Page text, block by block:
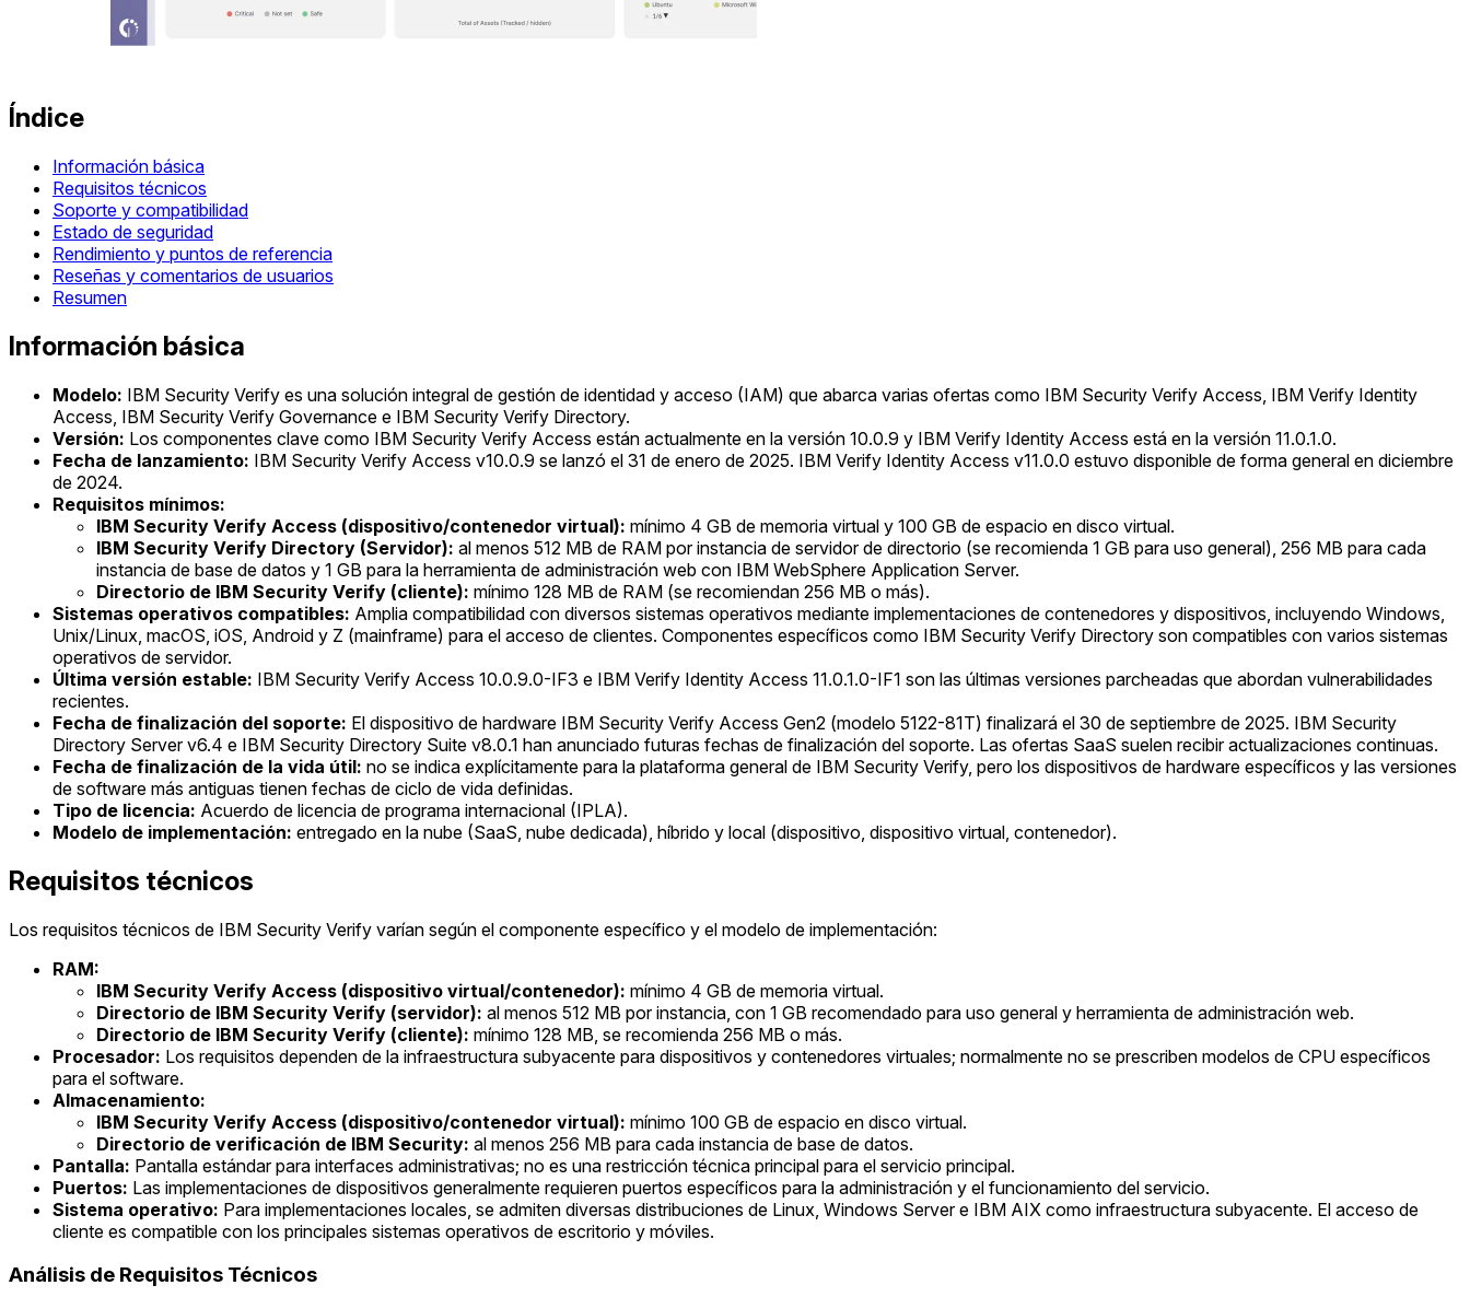
Índice
Información básica
Requisitos técnicos
Soporte y compatibilidad
Estado de seguridad
Rendimiento y puntos de referencia
Reseñas y comentarios de usuarios
Resumen
Información básica
Modelo: IBM Security Verify es una solución integral de gestión de identidad y acceso (IAM) que abarca varias ofertas como IBM Security Verify Access, IBM Verify Identity
Access, IBM Security Verify Governance e IBM Security Verify Directory.
Versión: Los componentes clave como IBM Security Verify Access están actualmente en la versión 10.0.9 y IBM Verify Identity Access está en la versión 11.0.1.0.
Fecha de lanzamiento: IBM Security Verify Access v10.0.9 se lanzó el 31 de enero de 2025. IBM Verify Identity Access v11.0.0 estuvo disponible de forma general en diciembre
de 2024.
Requisitos mínimos:
IBM Security Verify Access (dispositivo/contenedor virtual): mínimo 4 GB de memoria virtual y 100 GB de espacio en disco virtual.
IBM Security Verify Directory (Servidor): al menos 512 MB de RAM por instancia de servidor de directorio (se recomienda 1 GB para uso general), 256 MB para cada
instancia de base de datos y 1 GB para la herramienta de administración web con IBM WebSphere Application Server.
Directorio de IBM Security Verify (cliente): mínimo 128 MB de RAM (se recomiendan 256 MB o más).
Sistemas operativos compatibles: Amplia compatibilidad con diversos sistemas operativos mediante implementaciones de contenedores y dispositivos, incluyendo Windows,
Unix/Linux, macOS, iOS, Android y Z (mainframe) para el acceso de clientes. Componentes específicos como IBM Security Verify Directory son compatibles con varios sistemas
operativos de servidor.
Última versión estable: IBM Security Verify Access 10.0.9.0-IF3 e IBM Verify Identity Access 11.0.1.0-IF1 son las últimas versiones parcheadas que abordan vulnerabilidades
recientes.
Fecha de finalización del soporte: El dispositivo de hardware IBM Security Verify Access Gen2 (modelo 5122-81T) finalizará el 30 de septiembre de 2025. IBM Security
Directory Server v6.4 e IBM Security Directory Suite v8.0.1 han anunciado futuras fechas de finalización del soporte. Las ofertas SaaS suelen recibir actualizaciones continuas.
Fecha de finalización de la vida útil: no se indica explícitamente para la plataforma general de IBM Security Verify, pero los dispositivos de hardware específicos y las versiones
de software más antiguas tienen fechas de ciclo de vida definidas.
Tipo de licencia: Acuerdo de licencia de programa internacional (IPLA).
Modelo de implementación: entregado en la nube (SaaS, nube dedicada), híbrido y local (dispositivo, dispositivo virtual, contenedor).
Requisitos técnicos
Los requisitos técnicos de IBM Security Verify varían según el componente específico y el modelo de implementación:
RAM:
IBM Security Verify Access (dispositivo virtual/contenedor): mínimo 4 GB de memoria virtual.
Directorio de IBM Security Verify (servidor): al menos 512 MB por instancia, con 1 GB recomendado para uso general y herramienta de administración web.
Directorio de IBM Security Verify (cliente): mínimo 128 MB, se recomienda 256 MB o más.
Procesador: Los requisitos dependen de la infraestructura subyacente para dispositivos y contenedores virtuales; normalmente no se prescriben modelos de CPU específicos
para el software.
Almacenamiento:
IBM Security Verify Access (dispositivo/contenedor virtual): mínimo 100 GB de espacio en disco virtual.
Directorio de verificación de IBM Security: al menos 256 MB para cada instancia de base de datos.
Pantalla: Pantalla estándar para interfaces administrativas; no es una restricción técnica principal para el servicio principal.
Puertos: Las implementaciones de dispositivos generalmente requieren puertos específicos para la administración y el funcionamiento del servicio.
Sistema operativo: Para implementaciones locales, se admiten diversas distribuciones de Linux, Windows Server e IBM AIX como infraestructura subyacente. El acceso de
cliente es compatible con los principales sistemas operativos de escritorio y móviles.
Análisis de Requisitos Técnicos